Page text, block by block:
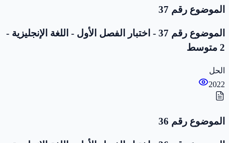
الموضوع رقم 37
الموضوع رقم 37 - اختبار الفصل الأول - اللغة الإنجليزية -
2 متوسط
الحل
2022
الموضوع رقم 36